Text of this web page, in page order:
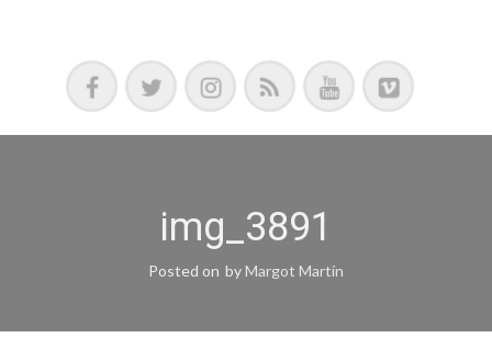
img_3891
Posted on byMargot Martín